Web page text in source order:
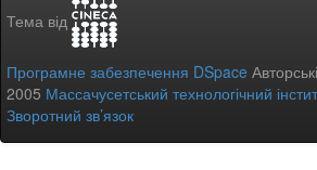
Тема від
Програмне забезпечення DSpace
2005 Массачусетський технологічний
Зворотний зв’язок